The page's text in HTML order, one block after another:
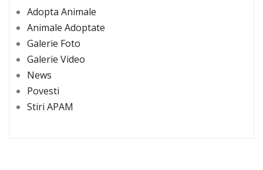
Adopta Animale
Animale Adoptate
Galerie Foto
Galerie Video
News
Povesti
Stiri APAM